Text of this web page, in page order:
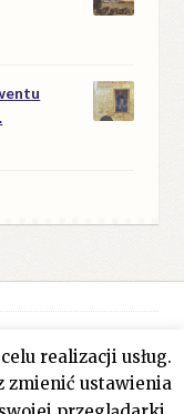
.
realizacji usług.
zmienić ustawienia